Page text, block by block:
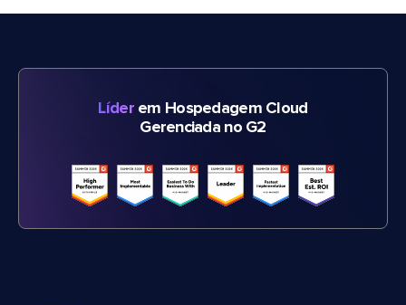
Líderem Hospedagem Cloud
Gerenciada no G2